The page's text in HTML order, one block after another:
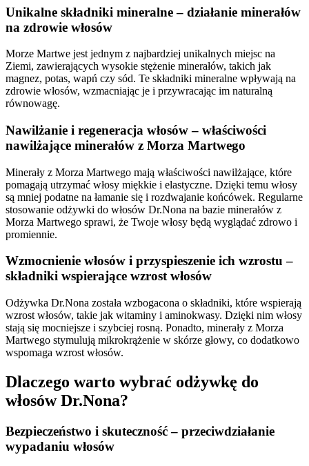
Unikalne składniki mineralne – działanie minerałów
na zdrowie włosów
Morze Martwe jest jednym z najbardziej unikalnych miejsc na
Ziemi, zawierających wysokie stężenie minerałów, takich jak
magnez, potas, wapń czy sód. Te składniki mineralne wpływają na
zdrowie włosów, wzmacniając je i przywracając im naturalną
równowagę.
Nawilżanie i regeneracja włosów – właściwości
nawilżające minerałów z Morza Martwego
Minerały z Morza Martwego mają właściwości nawilżające, które
pomagają utrzymać włosy miękkie i elastyczne. Dzięki temu włosy
są mniej podatne na łamanie się i rozdwajanie końcówek. Regularne
stosowanie odżywki do włosów Dr.Nona na bazie minerałów z
Morza Martwego sprawi, że Twoje włosy będą wyglądać zdrowo i
promiennie.
Wzmocnienie włosów i przyspieszenie ich wzrostu –
składniki wspierające wzrost włosów
Odżywka Dr.Nona została wzbogacona o składniki, które wspierają
wzrost włosów, takie jak witaminy i aminokwasy. Dzięki nim włosy
stają się mocniejsze i szybciej rosną. Ponadto, minerały z Morza
Martwego stymulują mikrokrążenie w skórze głowy, co dodatkowo
wspomaga wzrost włosów.
Dlaczego warto wybrać odżywkę do
włosów Dr.Nona?
Bezpieczeństwo i skuteczność – przeciwdziałanie
wypadaniu włosów